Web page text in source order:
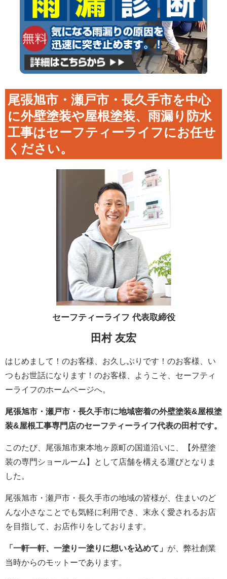
尾張旭市・瀬戸市・長久手市を中心
に外壁塗装や屋根塗装、雨漏り防水
工事はセーフティーライフにお任せ
ください。
セーフティーライフ 代表取締役
田村 友宏
はじめまして！のお客様、お久しぶりです！のお客様、い
つもお世話になります！のお客様、ようこそ、セーフティ
ーライフのホームページへ。
尾張旭市・瀬戸市・長久手市に地域密着の外壁塗装&屋根塗
装&屋根工事専門店のセーフティーライフ代表の田村です。
このたび、尾張旭市東本地ヶ原町の国道沿いに、【外壁塗
装の専門ショールーム】として店舗を構える運びとなりま
した。
尾張旭市・瀬戸市・長久手市の地域の皆様が、住まいのど
んな小さなことでも気軽に利用でき、末永く愛されるお店
を目指して、お店作りをしております。
「一軒一軒、一塗り一塗りに想いを込めて」 が、弊社創業
当時からのモットーであります。